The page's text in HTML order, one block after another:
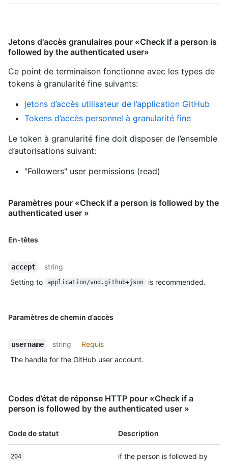
Jetons d'accès granulaires pour «Check if a person is
followed by the authenticated user»
Ce point de terminaison fonctionne avec les types de
tokens à granularité fine suivants:
jetons d’accès utilisateur de l’application GitHub
Tokens d’accès personnel à granularité fine
Le token à granularité fine doit disposer de l’ensemble
d’autorisations suivant:
"Followers" user permissions (read)
Paramètres pour «Check if a person is followed by the
authenticated user »
En-têtes
accept
string
Setting to
application/vnd.github+json is recommended.
Paramètres de chemin d’accès
username string
Requis
The handle for the GitHub user account.
Codes d’état de réponse HTTP pour «Check if a
person is followed by the authenticated user »
Code de statut Description
204 if the person is followed by